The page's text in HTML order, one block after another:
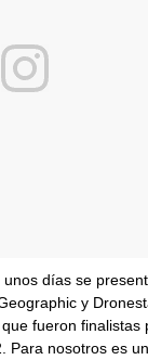
días se
y
fueron
Para nosotros es